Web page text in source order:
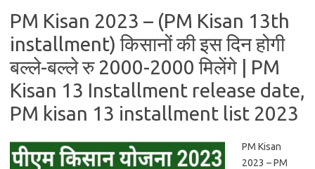
PM Kisan 2023 – (PM Kisan 13th
installment) किसानों की इस दिन होगी
बल्ले-बल्ले रु 2000-2000 मिलेंगे | PM
Kisan 13 Installment release date,
PM kisan 13 installment list 2023
PM Kisan
2023 – PM